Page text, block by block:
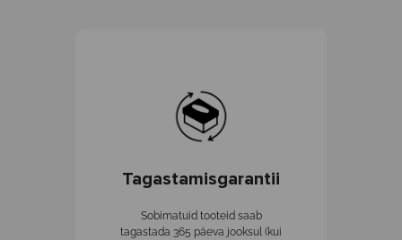
Tagastamisgarantii
Sobimatuid tooteid saab
tagastada 365 päeva jooksul (kui